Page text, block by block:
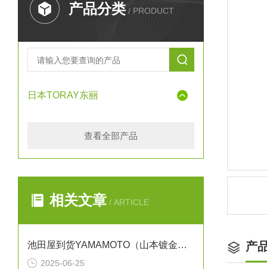
产品分类 / PRODUCT
日本TORAY东丽
查看全部产品
相关文章 / ARTICLE
池田屋到货YAMAMOTO（山本镀金）B-72WJ
2025-06-25
产